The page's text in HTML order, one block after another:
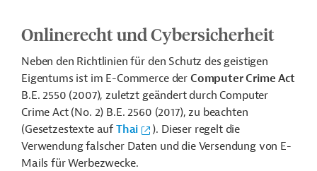
Onlinerecht und Cybersicherheit
Neben den Richtlinien für den Schutz des geistigen
Eigentums ist im E-Commerce der Computer Crime Act
B.E. 2550 (2007), zuletzt geändert durch Computer
Crime Act (No. 2) B.E. 2560 (2017), zu beachten
(Gesetzestexte auf Thai
). Dieser regelt die
Verwendung falscher Daten und die Versendung von E-
Mails für Werbezwecke.